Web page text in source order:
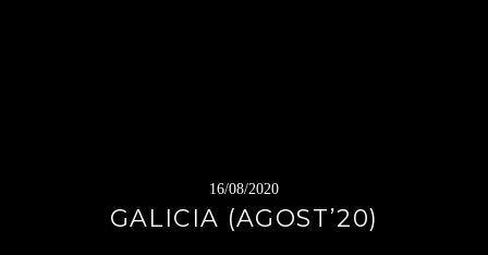
16/08/2020
GALICIA (AGOST’20)